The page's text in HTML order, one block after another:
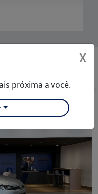
X
próxima a você.